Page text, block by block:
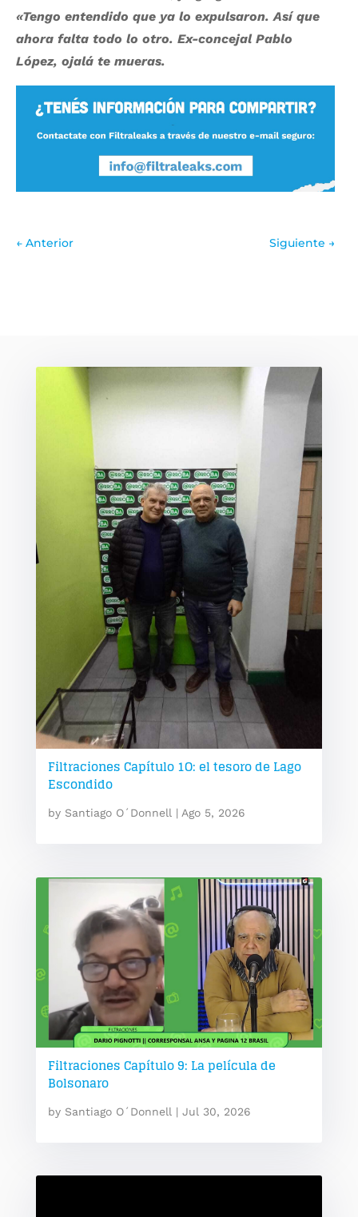
«Tengo entendido que ya lo expulsaron. Así que
ahora falta todo lo otro. Ex-concejal Pablo
López, ojalá te mueras.
← Anterior Siguiente →
Filtraciones Capítulo 1O: el tesoro de Lago
Escondido
by Santiago O´Donnell| Ago 5, 2026
Filtraciones Capítulo 9: La película de
Bolsonaro
by Santiago O´Donnell | Jul 30, 2026